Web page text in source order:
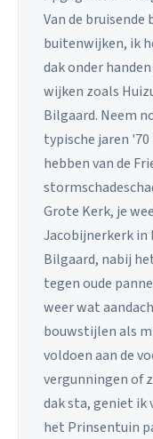
Van de
buitenwijken, ik
dak onder
wijken zoals
Bilgaard. Neem
typische jaren
hebben van de
Grote Kerk, je
Jacobijnerkerk in
Bilgaard, nabij
tegen oude
weer wat
bouwstijlen als
voldoen aan de
vergunningen of
dak sta, geniet ik
het Prinsentuin